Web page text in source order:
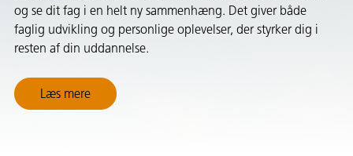
og se dit fag i en helt ny sammenhæng. Det giver både
faglig udvikling og personlige oplevelser, der styrker dig i
resten af din uddannelse.
Læs mere